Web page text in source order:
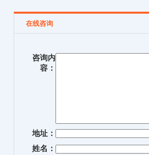
在线咨询
咨询内
容：
地址：
姓名：